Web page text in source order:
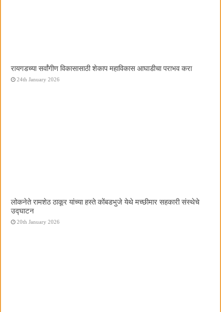
रायगडच्या सर्वांगीण विकासासाठी शेकाप महाविकास आघाडीचा पराभव करा
24th January 2026
लोकनेते रामशेठ ठाकूर यांच्या हस्ते कोंबडभुजे येथे मच्छीमार सहकारी संस्थेचे
उद्घाटन
20th January 2026